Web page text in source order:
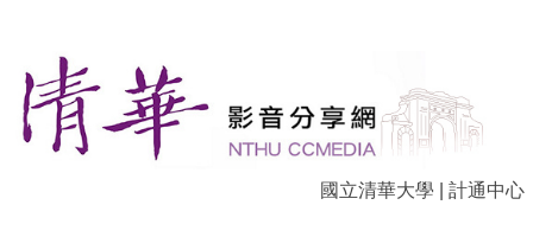
主
要
內
國立清華大學 計通中心